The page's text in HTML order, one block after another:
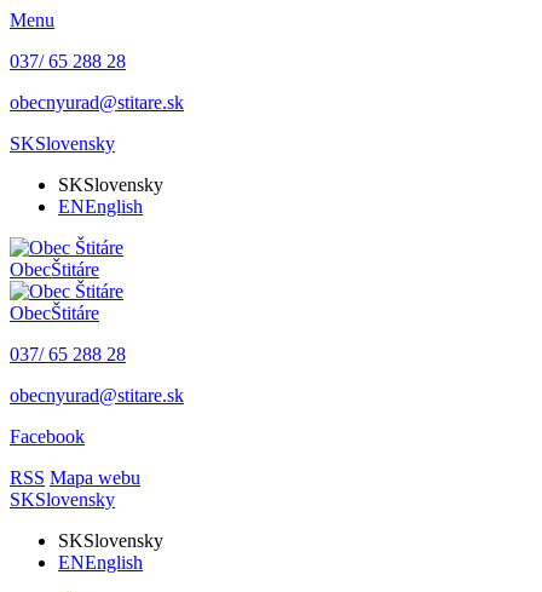
Menu
037/ 65 288 28
obecnyurad@stitare.sk
SKSlovensky
SKSlovensky
ENEnglish
ObecŠtitáre
ObecŠtitáre
037/ 65 288 28
obecnyurad@stitare.sk
Facebook
RSS Mapa webu
SKSlovensky
SKSlovensky
ENEnglish